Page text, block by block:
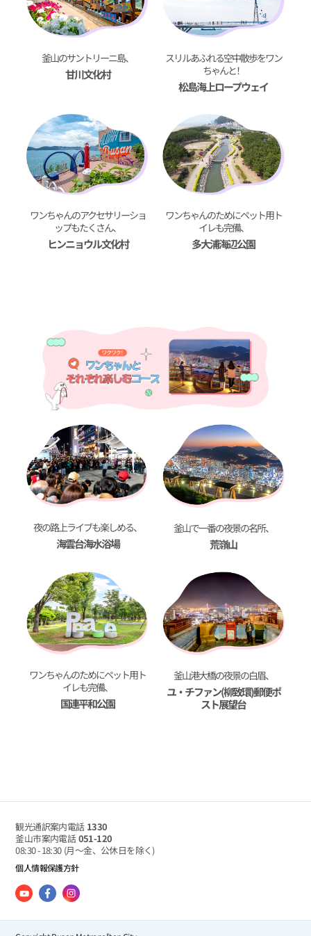
釜山のサントリーニ島、
甘川文化村
スリルあふれる空中散歩をワン
ちゃんと！
松島海上ロープウェイ
ワンちゃんのアクセサリーショ
ップもたくさん、
ヒンニョウル文化村
ワンちゃんのためにペット用ト
イレも完備、
多大浦海辺公園
夜の路上ライブも楽しめる、
海雲台海水浴場
釜山で一番の夜景の名所、
荒嶺山
ワンちゃんのためにペット用ト
イレも完備、
国連平和公園
釜山港大橋の夜景の白眉、
ユ・チファン(柳致環)郵便ポ
スト展望台
観光通訳案内電話 1330
釜山市案内電話051-120
08:30 - 18:30 (月～金、公休日を除く)
個人情報保護方針